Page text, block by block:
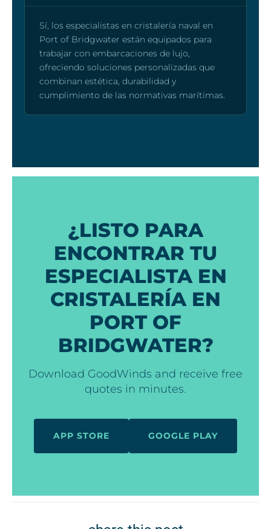
Sí, los especialistas en cristalería naval en
Port of Bridgwater están equipados para
trabajar con embarcaciones de lujo,
ofreciendo soluciones personalizadas que
combinan estética, durabilidad y
cumplimiento de las normativas marítimas.
¿LISTO PARA
ENCONTRAR TU
ESPECIALISTA EN
CRISTALERÍA EN
PORT OF
BRIDGWATER?
Download GoodWinds and receive free
quotes in minutes.
APP STORE GOOGLE PLAY